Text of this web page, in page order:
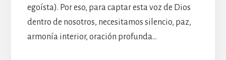
egoísta). Por eso, para captar esta voz de Dios
dentro de nosotros, necesitamos silencio, paz,
armonía interior, oración profunda…